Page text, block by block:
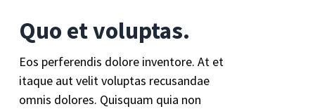
Quo et voluptas.
Eos perferendis dolore inventore. At et
itaque aut velit voluptas recusandae
omnis dolores. Quisquam quia non